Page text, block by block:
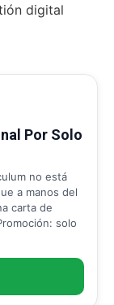
digital
Por Solo
no está
a manos del
carta de
solo